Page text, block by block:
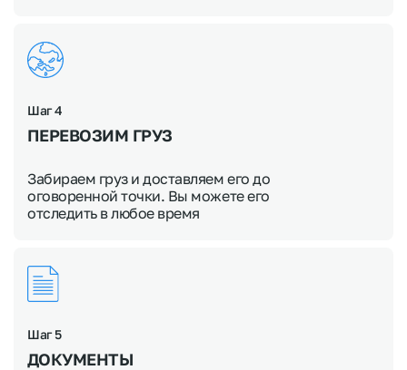
Шаг 4
ПЕРЕВОЗИМ ГРУЗ
Забираем груз и доставляем его до
оговоренной точки. Вы можете его
отследить в любое время
Шаг 5
ДОКУМЕНТЫ